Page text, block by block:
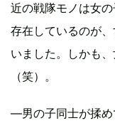
近の戦隊モノは女
存在しているのが
いました。しかも
（笑）。
―男の子同士が揉め